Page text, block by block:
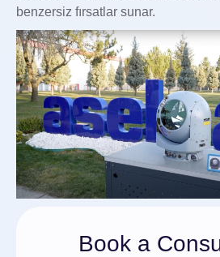
benzersiz fırsatlar sunar.
Book a